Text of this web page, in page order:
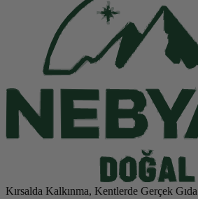
Kırsalda Kalkınma, Kentlerde Gerçek Gıda